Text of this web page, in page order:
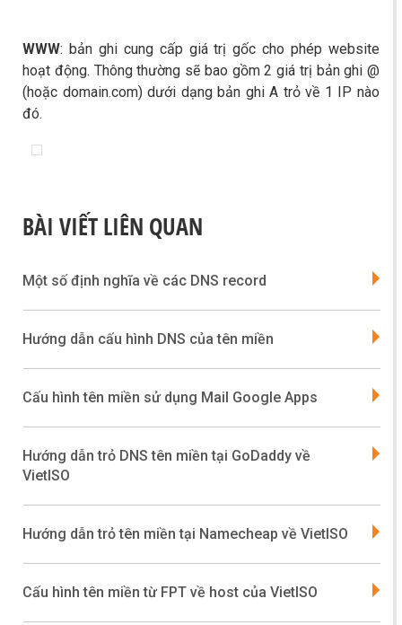
WWW: bản ghi cung cấp giá trị gốc cho phép website
hoạt động. Thông thường sẽ bao gồm 2 giá trị bản ghi @
(hoặc domain.com) dưới dạng bản ghi A trỏ về 1 IP nào
đó.
BÀI VIẾT LIÊN QUAN
Một số định nghĩa về các DNS record
Hướng dẫn cấu hình DNS của tên miền
Cấu hình tên miền sử dụng Mail Google Apps
Hướng dẫn trỏ DNS tên miền tại GoDaddy về
VietISO
Hướng dẫn trỏ tên miền tại Namecheap về VietISO
Cấu hình tên miền từ FPT về host của VietISO